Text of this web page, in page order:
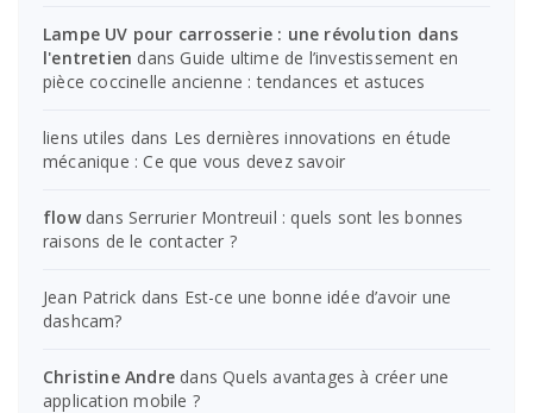
Lampe UV pour carrosserie : une révolution dans
l'entretien dans Guide ultime de l’investissement en
pièce coccinelle ancienne : tendances et astuces
liens utiles dans Les dernières innovations en étude
mécanique : Ce que vous devez savoir
flowdans Serrurier Montreuil : quels sont les bonnes
raisons de le contacter ?
Jean Patrick dans Est-ce une bonne idée d’avoir une
dashcam?
Christine Andre dansQuels avantages à créer une
application mobile ?